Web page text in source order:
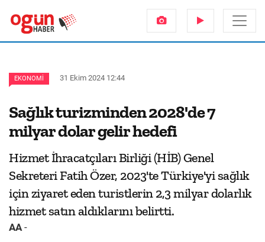
EKONOMI 31 Ekim 2024 12:44
Sağlık turizminden 2028'de 7
milyar dolar gelir hedefi
Hizmet İhracatçıları Birliği (HİB) Genel
Sekreteri Fatih Özer, 2023'te Türkiye'yi sağlık
için ziyaret eden turistlerin 2,3 milyar dolarlık
hizmet satın aldıklarını belirtti.
AA-